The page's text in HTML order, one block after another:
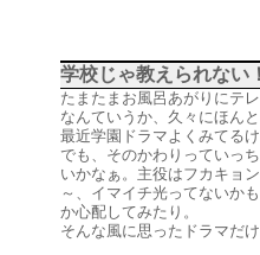
学校じゃ教えられない
たまたまお風呂あがりにテ
なんていうか、久々にほん
最近学園ドラマよくみてる
でも、そのかわりっていっ
いかなぁ。主役はフカキョ
～、イマイチ光ってないか
か心配してみたり。
そんな風に思ったドラマだ